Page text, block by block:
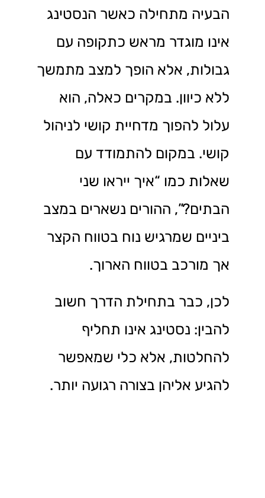
הבעיה מתחילה כאשר הנסטינג
אינו מוגדר מראש כתקופה עם
גבולות, אלא הופך למצב מתמשך
ללא כיוון. במקרים כאלה, הוא
עלול להפוך מדחיית קושי לניהול
קושי. במקום להתמודד עם
שאלות כמו “איך ייראו שני
הבתים?”, ההורים נשארים במצב
ביניים שמרגיש נוח בטווח הקצר
אך מורכב בטווח הארוך.
לכן, כבר בתחילת הדרך חשוב
להבין: נסטינג אינו תחליף
להחלטות, אלא כלי שמאפשר
להגיע אליהן בצורה רגועה יותר.